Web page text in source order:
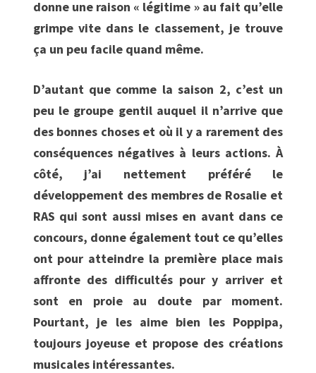
donne une raison « légitime » au fait qu’elle
grimpe vite dans le classement, je trouve
ça un peu facile quand même.
D’autant que comme la saison 2, c’est un
peu le groupe gentil auquel il n’arrive que
des bonnes choses et où il y a rarement des
conséquences négatives à leurs actions. À
côté, j’ai nettement préféré le
développement des membres de Rosalie et
RAS qui sont aussi mises en avant dans ce
concours, donne également tout ce qu’elles
ont pour atteindre la première place mais
affronte des difficultés pour y arriver et
sont en proie au doute par moment.
Pourtant, je les aime bien les Poppipa,
toujours joyeuse et propose des créations
musicales intéressantes.